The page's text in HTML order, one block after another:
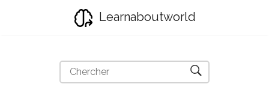
Learnaboutworld